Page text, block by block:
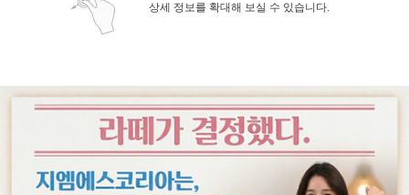
상세 정보를 확대해 보실 수 있습니다.